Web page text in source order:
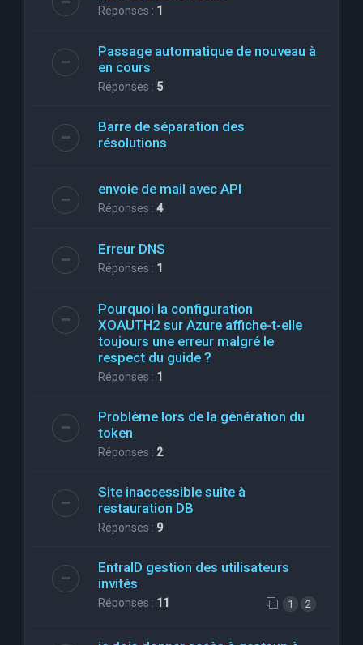
Réponses : 1
Passage automatique de nouveau à
en cours
Réponses : 5
Barre de séparation des
résolutions
envoie de mail avec API
Réponses : 4
Erreur DNS
Réponses : 1
Pourquoi la configuration
XOAUTH2 sur Azure affiche-t-elle
toujours une erreur malgré le
respect du guide ?
Réponses : 1
Problème lors de la génération du
token
Réponses : 2
Site inaccessible suite à
restauration DB
Réponses : 9
EntraID gestion des utilisateurs
invités
Réponses : 11 1 2